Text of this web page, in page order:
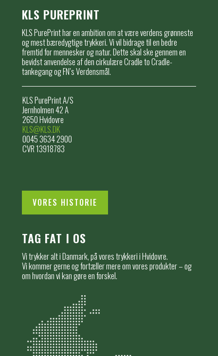
KLS PUREPRINT
KLS PurePrint har en ambition om at være verdens grønneste
og mest bæredygtige trykkeri. Vi vil bidrage til en bedre
fremtid for mennesker og natur. Dette skal ske gennem en
bevidst anvendelse af den cirkulære Cradle to Cradle-
tankegang og FN’s Verdensmål.
KLS PurePrint A/S
Jernholmen 42 A
2650 Hvidovre
KLS@KLS.DK
0045 3634 2900
CVR 13918783
VORES HISTORIE
TAG FAT I OS
Vi trykker alt i Danmark, på vores trykkeri i Hvidovre.
Vi kommer gerne og fortæller mere om vores produkter – og
om hvordan vi kan gøre en forskel.